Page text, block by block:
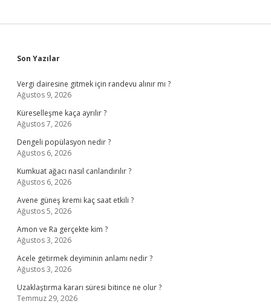
Sidebar
Son Yazılar
Vergi dairesine gitmek için randevu alınır mı ?
Ağustos 9, 2026
Küreselleşme kaça ayrılır ?
Ağustos 7, 2026
Dengeli popülasyon nedir ?
Ağustos 6, 2026
Kumkuat ağacı nasıl canlandırılır ?
Ağustos 6, 2026
Avene güneş kremi kaç saat etkili ?
Ağustos 5, 2026
Amon ve Ra gerçekte kim ?
Ağustos 3, 2026
Acele getirmek deyiminin anlamı nedir ?
Ağustos 3, 2026
Uzaklaştırma kararı süresi bitince ne olur ?
Temmuz 29, 2026